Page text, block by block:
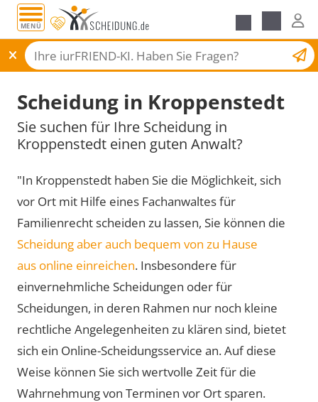
MENÜ
Scheidungsantrag
Scheidung in Kroppenstedt
Sie suchen für Ihre Scheidung in
Kroppenstedt einen guten Anwalt?
"In Kroppenstedt haben Sie die Möglichkeit, sich
vor Ort mit Hilfe eines Fachanwaltes für
Familienrecht scheiden zu lassen, Sie können die
Scheidung aber auch bequem von zu Hause
aus online einreichen. Insbesondere für
einvernehmliche Scheidungen oder für
Scheidungen, in deren Rahmen nur noch kleine
rechtliche Angelegenheiten zu klären sind, bietet
sich ein Online-Scheidungsservice an. Auf diese
Weise können Sie sich wertvolle Zeit für die
Wahrnehmung von Terminen vor Ort sparen.